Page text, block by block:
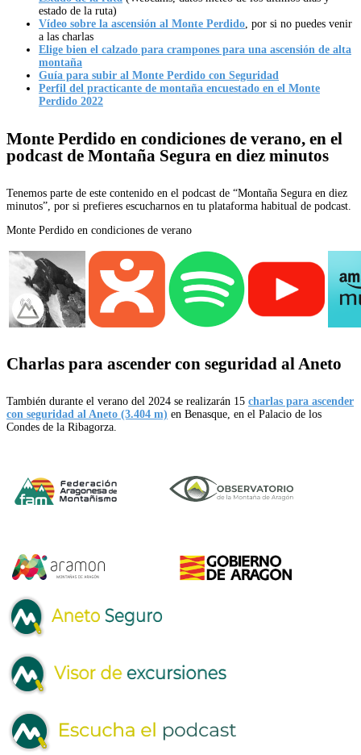
estado de la ruta)
Vídeo sobre la ascensión al Monte Perdido , por si no puedes venir
a las charlas
Elige bien el calzado para crampones para una ascensión de alta
montaña
Guía para subir al Monte Perdido con Seguridad
Perfil del practicante de montaña encuestado en el Monte
Perdido 2022
Monte Perdido en condiciones de verano, en el
podcast de Montaña Segura en diez minutos
Tenemos parte de este contenido en el podcast de “Montaña Segura en diez
minutos”, por si prefieres escucharnos en tu plataforma habitual de podcast.
Monte Perdido en condiciones de verano
Charlas para ascender con seguridad al Aneto
También durante el verano del 2024 se realizarán 15 charlas para ascender
con seguridad al Aneto (3.404 m) en Benasque, en el Palacio de los
Condes de la Ribagorza.